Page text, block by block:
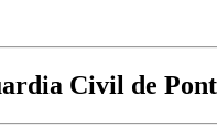
Civil de